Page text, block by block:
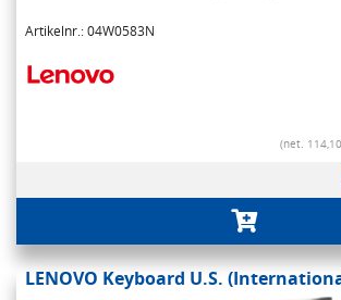
Artikelnr.: 04W0583N
(net.
LENOVO Keyboard U.S.